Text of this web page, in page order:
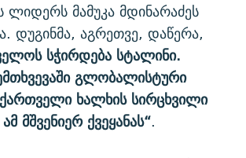
ლიდერს მამუკა მდინარაძეს
დუგინმა, აგრეთვე, დაწერა,
სჭირდება სტალინი.
გლობალისტური
ხალხის სირცხვილი
მშვენიერ ქვეყანას“.